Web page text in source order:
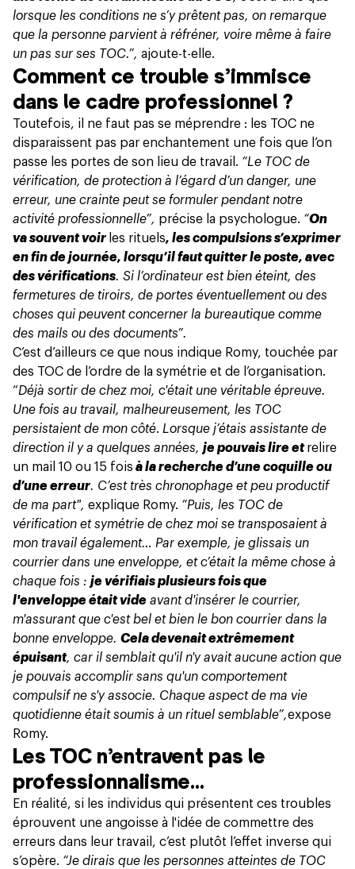
lorsque les conditions ne s’y prêtent pas, on remarque
que la personne parvient à réfréner, voire même à faire
un pas sur ses TOC.”, ajoute-t-elle.
Comment ce trouble s’immisce
dans le cadre professionnel ?
Toutefois, il ne faut pas se méprendre : les TOC ne
disparaissent pas par enchantement une fois que l’on
passe les portes de son lieu de travail. “Le TOC de
vérification, de protection à l’égard d’un danger, une
erreur, une crainte peut se formuler pendant notre
activité professionnelle”, précise la psychologue. “On
va souvent voir les rituels, les compulsions s’exprimer
en fin de journée, lorsqu’il faut quitter le poste, avec
des vérifications. Si l’ordinateur est bien éteint, des
fermetures de tiroirs, de portes éventuellement ou des
choses qui peuvent concerner la bureautique comme
des mails ou des documents”.
C’est d’ailleurs ce que nous indique Romy, touchée par
des TOC de l’ordre de la symétrie et de l’organisation.
“Déjà sortir de chez moi, c'était une véritable épreuve.
Une fois au travail, malheureusement, les TOC
persistaient de mon côté. Lorsque j’étais assistante de
direction il y a quelques années, je pouvais lire etrelire
un mail 10 ou 15 fois à la recherche d’une coquille ou
d’une erreur. C’est très chronophage et peu productif
de ma part", explique Romy. “Puis, les TOC de
vérification et symétrie de chez moi se transposaient à
mon travail également… Par exemple, je glissais un
courrier dans une enveloppe, et c’était la même chose à
chaque fois : je vérifiais plusieurs fois que
l'enveloppe était vide avant d'insérer le courrier,
m'assurant que c'est bel et bien le bon courrier dans la
bonne enveloppe. Cela devenait extrêmement
épuisant, car il semblait qu'il n'y avait aucune action que
je pouvais accomplir sans qu'un comportement
compulsif ne s'y associe. Chaque aspect de ma vie
quotidienne était soumis à un rituel semblable”,expose
Romy.
Les TOC n’entravent pas le
professionnalisme…
En réalité, si les individus qui présentent ces troubles
éprouvent une angoisse à l'idée de commettre des
erreurs dans leur travail, c’est plutôt l’effet inverse qui
s’opère. “Je dirais que les personnes atteintes de TOC